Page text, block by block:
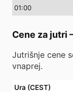
01:00
Cene za jutri
Jutrišnje cene
vnaprej.
Ura (CEST)